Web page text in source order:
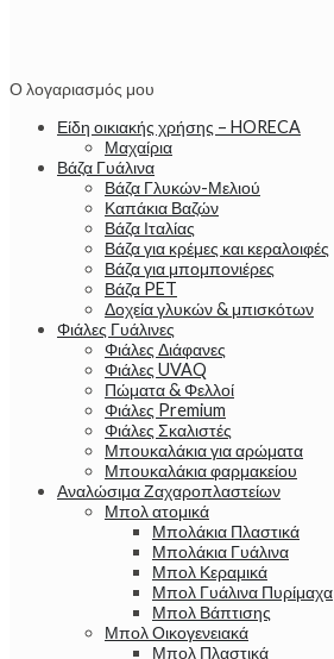
Ο λογαριασμός μου
Είδη οικιακής χρήσης – HORECA
Μαχαίρια
Βάζα Γυάλινα
Βάζα Γλυκών-Μελιού
Καπάκια Βαζών
Βάζα Ιταλίας
Βάζα για κρέμες και κεραλοιφές
Βάζα για μπομπονιέρες
Βάζα PET
Δοχεία γλυκών & μπισκότων
Φιάλες Γυάλινες
Φιάλες Διάφανες
Φιάλες UVAQ
Πώματα & Φελλοί
Φιάλες Premium
Φιάλες Σκαλιστές
Μπουκαλάκια για αρώματα
Μπουκαλάκια φαρμακείου
Αναλώσιμα Ζαχαροπλαστείων
Μπολ ατομικά
Μπολάκια Πλαστικά
Μπολάκια Γυάλινα
Μπολ Κεραμικά
Μπολ Γυάλινα Πυρίμαχα
Μπολ Βάπτισης
Μπολ Οικογενειακά
Μπολ Πλαστικά